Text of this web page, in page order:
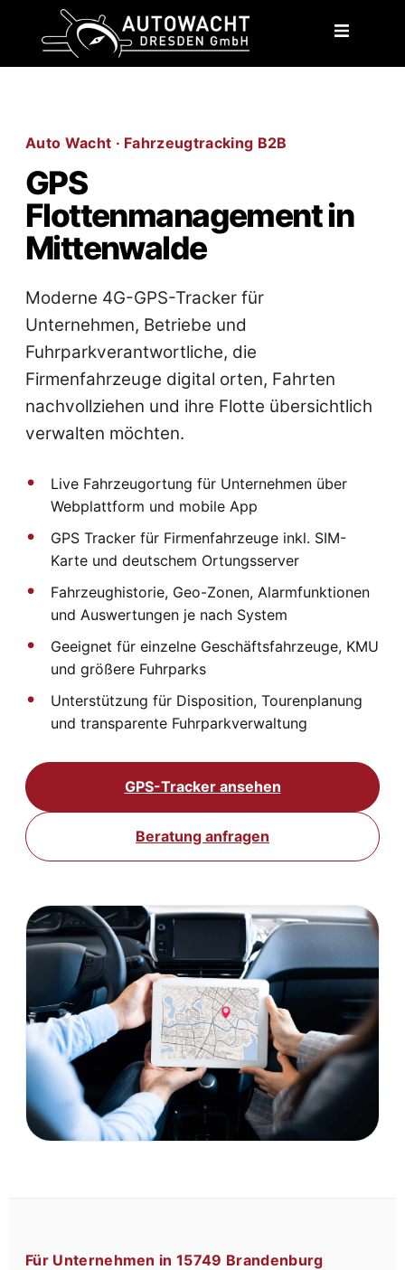
Auto Wacht · Fahrzeugtracking B2B
GPS
Flottenmanagement in
Mittenwalde
Moderne 4G-GPS-Tracker für
Unternehmen, Betriebe und
Fuhrparkverantwortliche, die
Firmenfahrzeuge digital orten, Fahrten
nachvollziehen und ihre Flotte übersichtlich
verwalten möchten.
Live Fahrzeugortung für Unternehmen über
Webplattform und mobile App
GPS Tracker für Firmenfahrzeuge inkl. SIM-
Karte und deutschem Ortungsserver
Fahrzeughistorie, Geo-Zonen, Alarmfunktionen
und Auswertungen je nach System
Geeignet für einzelne Geschäftsfahrzeuge, KMU
und größere Fuhrparks
Unterstützung für Disposition, Tourenplanung
und transparente Fuhrparkverwaltung
GPS-Tracker ansehen
Beratung anfragen
Für Unternehmen in 15749 Brandenburg